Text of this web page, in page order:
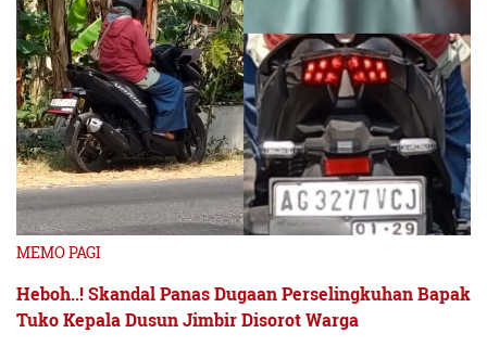
MEMO PAGI
Heboh..! Skandal Panas Dugaan Perselingkuhan Bapak
Tuko Kepala Dusun Jimbir Disorot Warga